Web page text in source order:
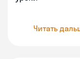
Читать